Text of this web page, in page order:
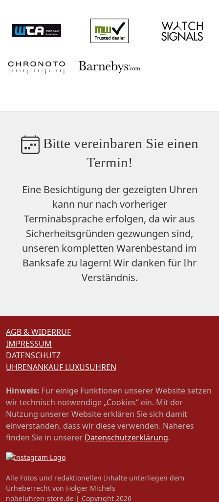
Bitte vereinbaren Sie einen
Termin!
Eine Besichtigung der gezeigten Uhren
kann nur nach vorheriger
Terminabsprache erfolgen, da wir aus
Sicherheitsgründen gezwungen sind,
unseren kompletten Warenbestand im
Banksafe zu lagern! Wir danken für Ihr
Verständnis.
AGB & WIDERRUF
IMPRESSUM
DATENSCHUTZ
UHRENANKAUF LUXUSUHREN
Hinweis: Für einige Funktionen unserer Website setzen
wir technisch notwendige „Cookies“ ein. Mit der
Nutzung unserer Website erklären Sie sich damit
einverstanden, dass wir diese verwenden. Näheres
finden Sie in unserer Datenschutzerklärung.
Alle Fotos und redaktionellen Inhalte unterliegen dem
Urheberrecht von Holger Michels
nobeluhren-store.de | Copyright 2026